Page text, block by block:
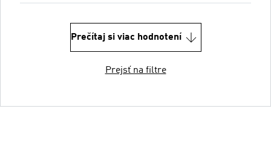
Prečítaj si viac hodnotení
Prejsť na filtre